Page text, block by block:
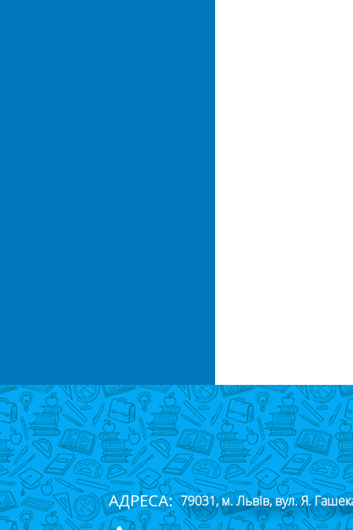
АДРЕСА: 79031, м. Львів, вул. Я.